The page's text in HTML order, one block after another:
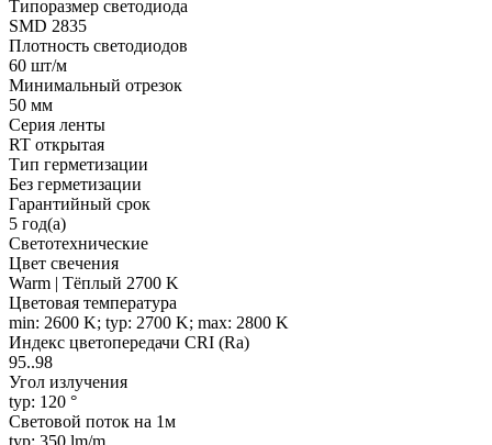
Типоразмер светодиода
SMD 2835
Плотность светодиодов
60 шт/м
Минимальный отрезок
50 мм
Серия ленты
RT открытая
Тип герметизации
Без герметизации
Гарантийный срок
5 год(а)
Светотехнические
Цвет свечения
Warm | Тёплый 2700 K
Цветовая температура
min: 2600 K; typ: 2700 K; max: 2800 K
Индекс цветопередачи CRI (Ra)
95..98
Угол излучения
typ: 120 °
Световой поток на 1м
typ: 350 lm/m